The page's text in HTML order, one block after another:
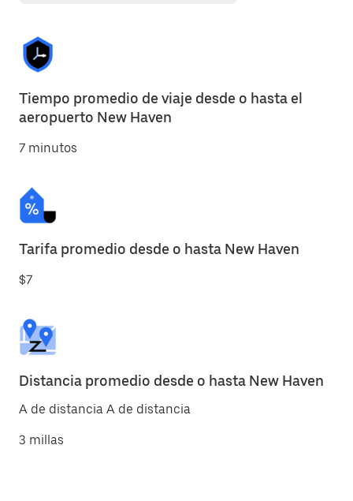
Tiempo promedio de viaje desde o hasta el
aeropuerto New Haven
7 minutos
Tarifa promedio desde o hasta New Haven
$7
Distancia promedio desde o hasta New Haven
A de distancia A de distancia
3 millas